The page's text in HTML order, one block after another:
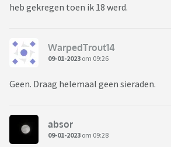
heb gekregen toen ik 18 werd.
WarpedTrout14
09-01-2023 om 09:26
Geen. Draag helemaal geen sieraden.
absor
09-01-2023 om 09:28